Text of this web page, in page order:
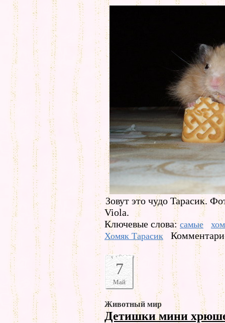
Зовут это чудо Тарасик.
Viola.
Ключевые слова:самые
Хомяк Тарасик
7
Май
Животный мир
Детишки мини